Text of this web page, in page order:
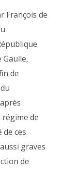
François de
de
régime de
de ces
graves
de